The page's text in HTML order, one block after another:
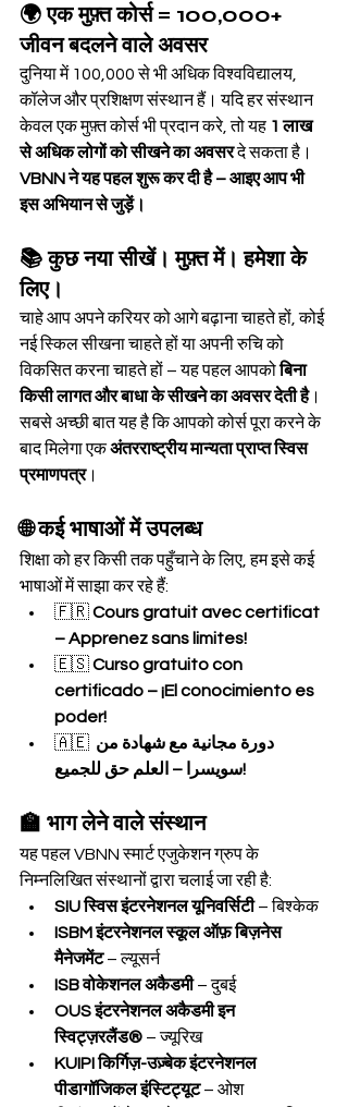
🌍 एक मुफ़्त कोर्स = 100,000+
जीवन बदलने वाले अवसर
दुनिया में 100,000 से भी अधिक विश्वविद्यालय,
कॉलेज और प्रशिक्षण संस्थान हैं। यदि हर संस्थान
केवल एक मुफ़्त कोर्स भी प्रदान करे, तो यह 1 लाख
से अधिक लोगों को सीखने का अवसर दे सकता है।
VBNN ने यह पहल शुरू कर दी है – आइए आप भी
इस अभियान से जुड़ें।
📚 कुछ नया सीखें। मुफ़्त में। हमेशा के
लिए।
चाहे आप अपने करियर को आगे बढ़ाना चाहते हों, कोई
नई स्किल सीखना चाहते हों या अपनी रुचि को
विकसित करना चाहते हों – यह पहल आपको बिना
किसी लागत और बाधा के सीखने का अवसर देती है।
सबसे अच्छी बात यह है कि आपको कोर्स पूरा करने के
बाद मिलेगा एक अंतरराष्ट्रीय मान्यता प्राप्त स्विस
प्रमाणपत्र।
🌐 कई भाषाओं में उपलब्ध
शिक्षा को हर किसी तक पहुँचाने के लिए, हम इसे कई
भाषाओं में साझा कर रहे हैं:
🇫🇷 Cours gratuit avec certificat
– Apprenez sans limites!
🇪🇸 Curso gratuito con
certificado – ¡El conocimiento es
poder!
🇦🇪 دورة مجانية مع شهادة من
سويسرا – العلم حق للجميع!
🏫 भाग लेने वाले संस्थान
यह पहल VBNN स्मार्ट एजुकेशन ग्रुप के
निम्नलिखित संस्थानों द्वारा चलाई जा रही है:
SIU स्विस इंटरनेशनल यूनिवर्सिटी – बिश्केक
ISBM इंटरनेशनल स्कूल ऑफ़ बिज़नेस
मैनेजमेंट – ल्यूसर्न
ISB वोकेशनल अकैडमी – दुबई
OUS इंटरनेशनल अकैडमी इन
स्विट्ज़रलैंड® – ज्यूरिख
KUIPI किर्गिज़-उज़्बेक इंटरनेशनल
पीडागॉजिकल इंस्टिट्यूट – ओश